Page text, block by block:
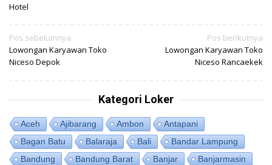
Hotel
Navigasi
pos
Pos sebelumnya
Lowongan Karyawan Toko
Niceso Depok
Pos berikutnya
Lowongan Karyawan Toko
Niceso Rancaekek
Kategori Loker
Aceh Ajibarang Ambon
Antapani
Bagan Batu
Balaraja Bali
Bandar Lampung
Bandung
Bandung Barat Banjar
Banjarmasin